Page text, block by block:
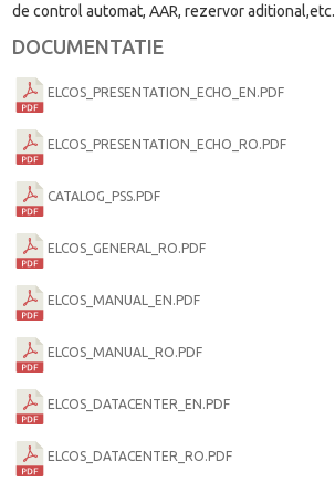
de control automat, AAR, rezervor aditional,etc.
DOCUMENTATIE
ELCOS_PRESENTATION_ECHO_EN.PDF
ELCOS_PRESENTATION_ECHO_RO.PDF
CATALOG_PSS.PDF
ELCOS_GENERAL_RO.PDF
ELCOS_MANUAL_EN.PDF
ELCOS_MANUAL_RO.PDF
ELCOS_DATACENTER_EN.PDF
ELCOS_DATACENTER_RO.PDF